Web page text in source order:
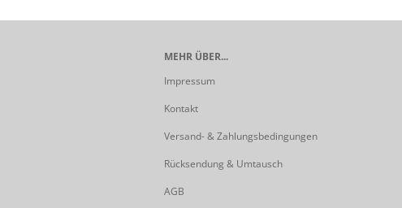
MEHR ÜBER...
Impressum
Kontakt
Versand- & Zahlungsbedingungen
Rücksendung & Umtausch
AGB